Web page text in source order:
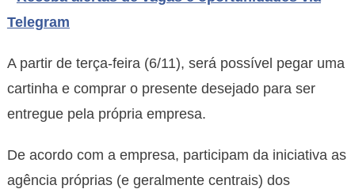
Telegram
A partir de terça-feira (6/11), será possível pegar uma
cartinha e comprar o presente desejado para ser
entregue pela própria empresa.
De acordo com a empresa, participam da iniciativa as
agência próprias (e geralmente centrais) dos